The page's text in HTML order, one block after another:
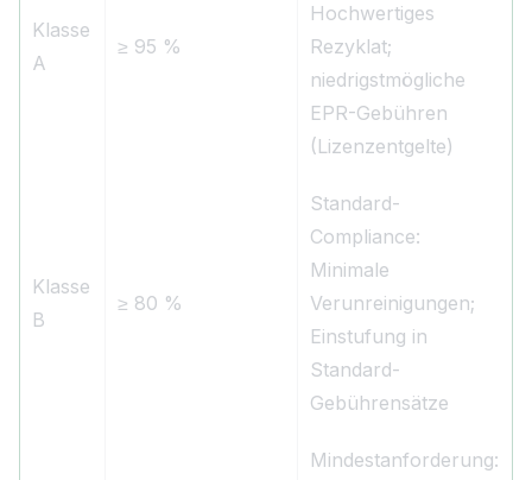
Klasse
A
≥ 95 %
Hochwertiges
Rezyklat;
niedrigstmögliche
EPR-Gebühren
(Lizenzentgelte)
Klasse
B
≥ 80 %
Standard-
Compliance:
Minimale
Verunreinigungen;
Einstufung in
Standard-
Gebührensätze
Mindestanforderung: